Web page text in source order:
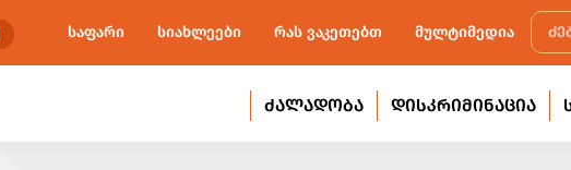
საფარი სიახლეები რას ვაკეთებთ მულტიმედია
ᲫᲐᲚᲐᲓᲝᲑᲐ ᲓᲘᲡᲙᲠᲘᲛᲘᲜᲐᲪᲘᲐ